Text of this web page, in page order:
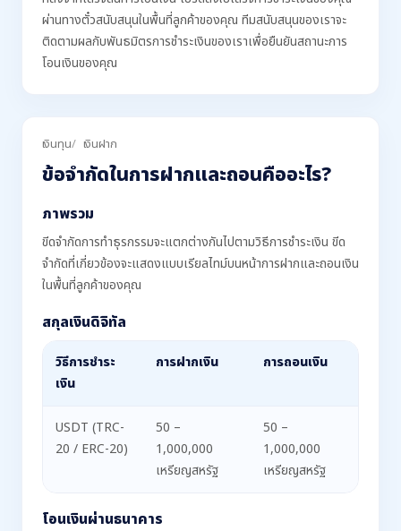
ผ่านทางตั๋วสนับสนุนในพื้นที่ลูกค้าของคุณ ทีมสนับสนุนของเราจะ
ติดตามผลกับพันธมิตรการชำระเงินของเราเพื่อยืนยันสถานะการ
โอนเงินของคุณ
เงินทุน เงินฝาก
ข้อจำกัดในการฝากและถอนคืออะไร?
ภาพรวม
ขีดจำกัดการทำธุรกรรมจะแตกต่างกันไปตามวิธีการชำระเงิน ขีด
จำกัดที่เกี่ยวข้องจะแสดงแบบเรียลไทม์บนหน้าการฝากและถอนเงิน
ในพื้นที่ลูกค้าของคุณ
สกุลเงินดิจิทัล
วิธีการชำระ
เงิน
การฝากเงิน การถอนเงิน
USDT (TRC-
20 / ERC-20)
50 –
1,000,000
เหรียญสหรัฐ
50 –
1,000,000
เหรียญสหรัฐ
โอนเงินผ่านธนาคาร